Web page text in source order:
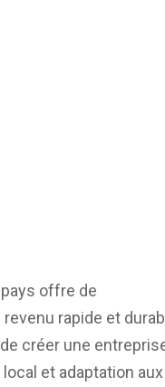
offre de
rapide et
créer une
et adaptation aux